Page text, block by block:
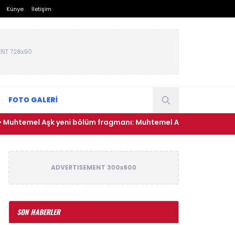
Künye İletişim
728x90
FOTO GALERİ
Aşk yeni bölüm fragmanı: Muhtemel Aşk 9. bölüm
ADVERTISEMENT 300x600
SON HABERLER